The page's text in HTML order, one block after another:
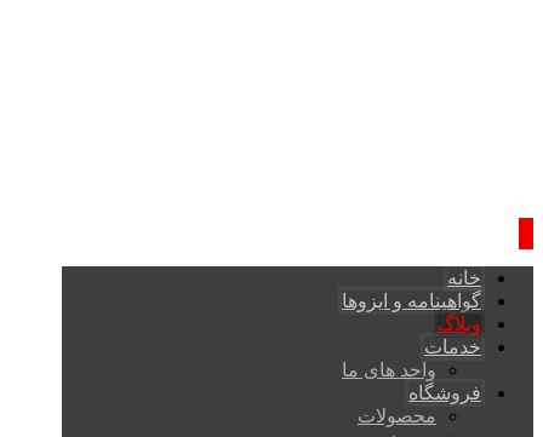
خانه
گواهینامه و ایزوها
وبلاگ
خدمات
واحد های ما
فروشگاه
محصولات